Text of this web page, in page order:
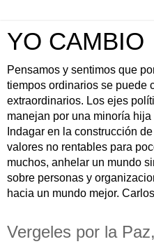
YO CAMBIO
Pensamos y sentimos que
tiempos ordinarios se puede
extraordinarios. Los ejes
manejan por una minoría
Indagar en la construcción
valores no rentables para
muchos, anhelar un mundo
sobre personas y
hacia un mundo mejor.
Vergeles por la